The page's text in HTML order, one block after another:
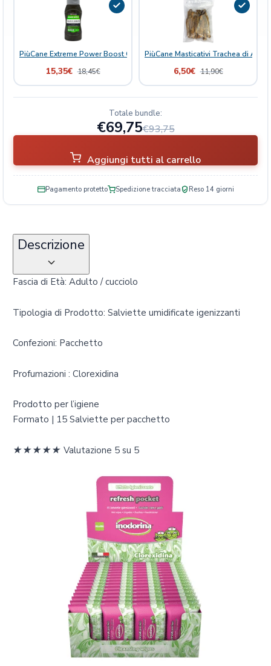
q
PiùCane Extreme Power Boost Olio di Canapa
15,35€ 18,45€
PiùCane Masticativi Trachea di
6,50€ 11,90€
Totale bundle:
€69,75€93,75
Aggiungi tutti al carrello
Pagamento protetto Spedizione tracciata Reso 14 giorni
Descrizione
Fascia di Età: Adulto / cucciolo
Tipologia di Prodotto: Salviette umidificate igenizzanti
Confezioni: Pacchetto
Profumazioni : Clorexidina
Prodotto per l’igiene
Formato | 15 Salviette per pacchetto
★★★★★ Valutazione 5 su 5